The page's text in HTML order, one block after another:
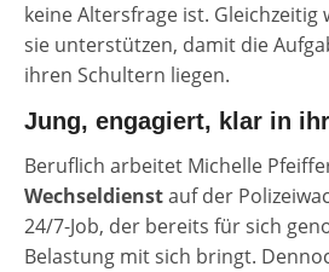
keine Altersfrage ist.
sie unterstützen, damit die
ihren Schultern liegen.
Jung, engagiert, klar in
Beruflich arbeitet Michelle
Wechseldienstauf der
24/7-Job, der bereits für sich
Belastung mit sich bringt.